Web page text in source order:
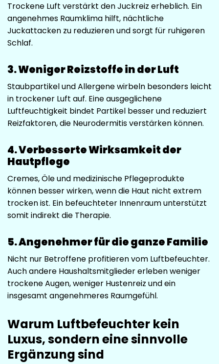
Trockene Luft verstärkt den Juckreiz erheblich. Ein
angenehmes Raumklima hilft, nächtliche
Juckattacken zu reduzieren und sorgt für ruhigeren
Schlaf.
3. Weniger Reizstoffe in der Luft
Staubpartikel und Allergene wirbeln besonders leicht
in trockener Luft auf. Eine ausgeglichene
Luftfeuchtigkeit bindet Partikel besser und reduziert
Reizfaktoren, die Neurodermitis verstärken können.
4. Verbesserte Wirksamkeit der
Hautpflege
Cremes, Öle und medizinische Pflegeprodukte
können besser wirken, wenn die Haut nicht extrem
trocken ist. Ein befeuchteter Innenraum unterstützt
somit indirekt die Therapie.
5. Angenehmer für die ganze Familie
Nicht nur Betroffene profitieren vom Luftbefeuchter.
Auch andere Haushaltsmitglieder erleben weniger
trockene Augen, weniger Hustenreiz und ein
insgesamt angenehmeres Raumgefühl.
Warum Luftbefeuchter kein
Luxus, sondern eine sinnvolle
Ergänzung sind